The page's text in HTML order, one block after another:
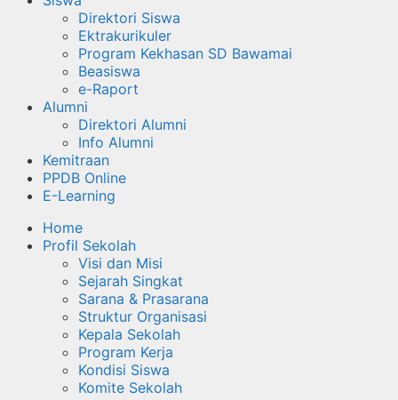
Direktori Siswa
Ektrakurikuler
Program Kekhasan SD Bawamai
Beasiswa
e-Raport
Alumni
Direktori Alumni
Info Alumni
Kemitraan
PPDB Online
E-Learning
Home
Profil Sekolah
Visi dan Misi
Sejarah Singkat
Sarana & Prasarana
Struktur Organisasi
Kepala Sekolah
Program Kerja
Kondisi Siswa
Komite Sekolah